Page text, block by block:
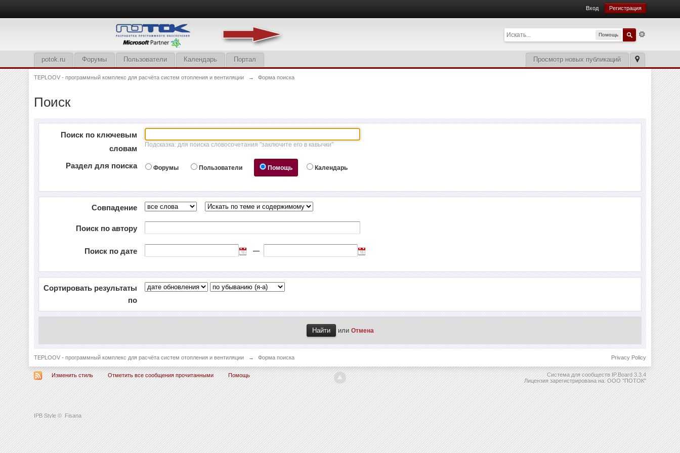
IPB Style © Fisana
Вход Регистрация
Помощь
Просмотр новых публикаций
potok.ru Форумы Пользователи Календарь Портал
TEPLOOV - программный комплекс для расчёта систем отопления и вентиляции → Форма поиска
Поиск
Поиск по ключевым
словам
Подсказка: для поиска словосочетания "заключите его в кавычки"
Раздел для поиска Форумы Пользователи Помощь Календарь
Совпадение
Поиск по автору
Поиск по дате —
Сортировать результаты
по
или Отмена
TEPLOOV - программный комплекс для расчёта систем отопления и вентиляции → Форма поиска Privacy Policy
Изменить стиль Отметить все сообщения прочитанными Помощь Система для сообществ IP.Board 3.3.4
Лицензия зарегистрирована на: ООО "ПОТОК"